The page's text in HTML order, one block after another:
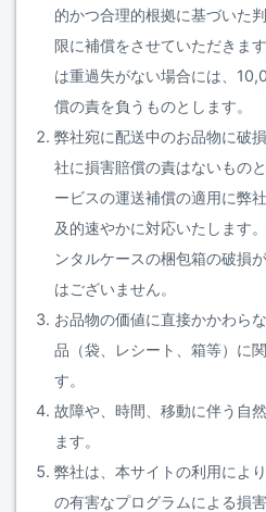
的かつ合理的根拠に基づいた
限に補償をさせていただきま
は重過失がない場合には、
償の責を負うものとします。
弊社宛に配送中のお品物に破
社に損害賠償の責はないもの
ービスの運送補償の適用に弊
及的速やかに対応いたします
ンタルケースの梱包箱の破損
はございません。
お品物の価値に直接かかわら
品（袋、レシート、箱等）に
す。
故障や、時間、移動に伴う自
ます。
弊社は、本サイトの利用によ
の有害なプログラムによる損